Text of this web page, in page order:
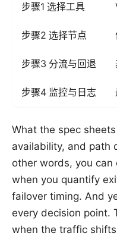
步骤1 选择工具
步骤2 选择节点
步骤3 分流与回退
步骤4 监控与日志
What the spec
availability, and path
other words, you
when you quantify
failover timing. And
every decision point.
when the traffic